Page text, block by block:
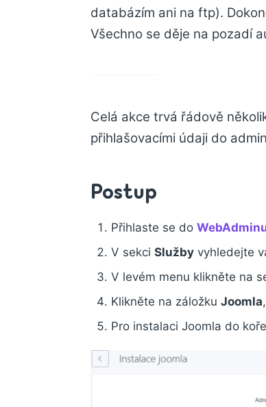
databázím ani na ftp).
Všechno se děje na pozadí
Celá akce trvá řádově
přihlašovacími údaji do
Postup
Přihlaste se do
V sekci Služby vyhledejte
V levém menu klikněte na
Klikněte na záložku Joomla
Pro instalaci Joomla do